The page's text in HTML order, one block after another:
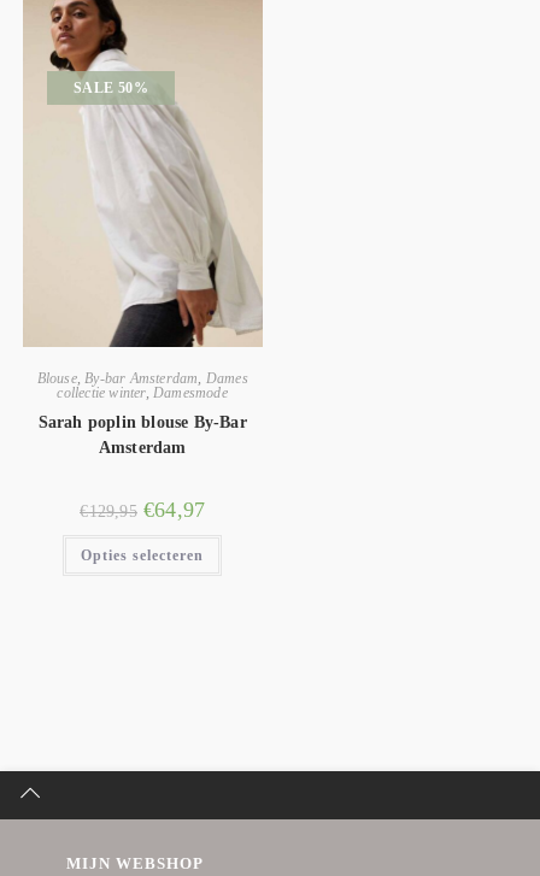
SALE 50%
Blouse, By-bar Amsterdam
Dames
collectie winter, Damesmode
Sarah poplin blouse By-Bar
Amsterdam
€129,95 €64,97
Opties selecteren
MIJN WEBSHOP